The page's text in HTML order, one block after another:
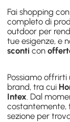
Fai shopping
completo di
outdoor per
tue esigenze, e
sconti con
Possiamo
brand, tra cui
Intex. Dal
costantemente,
sezione per